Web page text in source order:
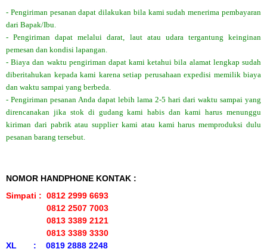
- Pengiriman pesanan dapat dilakukan bila kami sudah menerima pembayaran
dari Bapak/Ibu.
- Pengiriman dapat melalui darat, laut atau udara tergantung keinginan
pemesan dan kondisi lapangan.
- Biaya dan waktu pengiriman dapat kami ketahui bila alamat lengkap sudah
diberitahukan kepada kami karena setiap perusahaan expedisi memilik biaya
dan waktu sampai yang berbeda.
- Pengiriman pesanan Anda dapat lebih lama 2-5 hari dari waktu sampai yang
direncanakan jika stok di gudang kami habis dan kami harus menunggu
kiriman dari pabrik atau supplier kami atau kami harus memproduksi dulu
pesanan barang tersebut.
NOMOR HANDPHONE KONTAK :
Simpati : 0812 2999 6693
0812 2507 7003
0813 3389 2121
0813 3389 3330
XL : 0819 2888 2248